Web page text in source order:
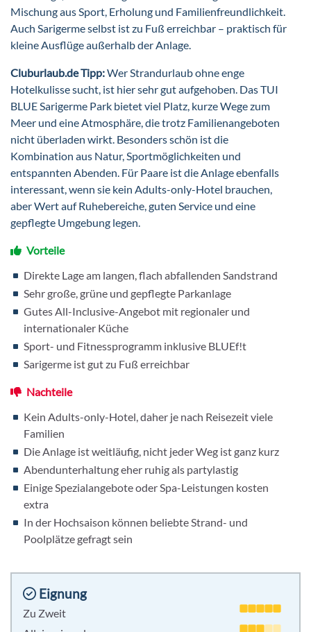
Eignung
Zu Zweit
Mischung aus Sport, Erholung und Familienfreundlichkeit.
Auch Sarigerme selbst ist zu Fuß erreichbar – praktisch für
kleine Ausflüge außerhalb der Anlage.
Cluburlaub.de Tipp:Wer Strandurlaub ohne enge
Hotelkulisse sucht, ist hier sehr gut aufgehoben. Das TUI
BLUE Sarigerme Park bietet viel Platz, kurze Wege zum
Meer und eine Atmosphäre, die trotz Familienangeboten
nicht überladen wirkt. Besonders schön ist die
Kombination aus Natur, Sportmöglichkeiten und
entspannten Abenden. Für Paare ist die Anlage ebenfalls
interessant, wenn sie kein Adults-only-Hotel brauchen,
aber Wert auf Ruhebereiche, guten Service und eine
gepflegte Umgebung legen.
Vorteile
Direkte Lage am langen, flach abfallenden Sandstrand
Sehr große, grüne und gepflegte Parkanlage
Gutes All-Inclusive-Angebot mit regionaler und
internationaler Küche
Sport- und Fitnessprogramm inklusive BLUEf!t
Sarigerme ist gut zu Fuß erreichbar
Nachteile
Kein Adults-only-Hotel, daher je nach Reisezeit viele
Familien
Die Anlage ist weitläufig, nicht jeder Weg ist ganz kurz
Abendunterhaltung eher ruhig als partylastig
Einige Spezialangebote oder Spa-Leistungen kosten
extra
In der Hochsaison können beliebte Strand- und
Poolplätze gefragt sein